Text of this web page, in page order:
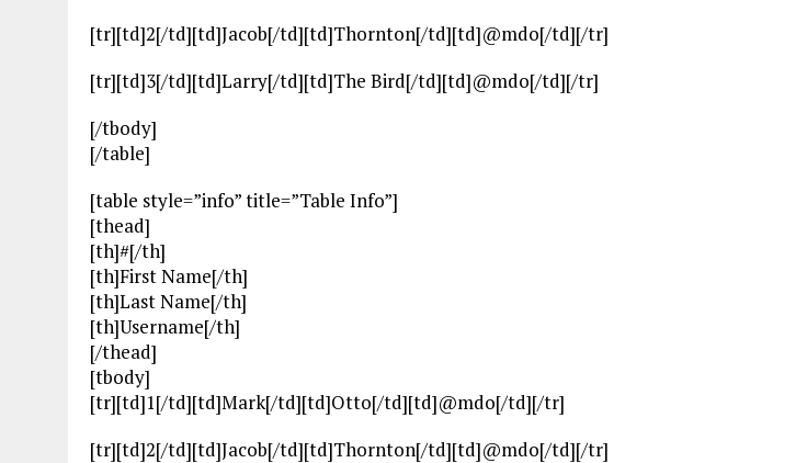
[tr][td]2[/td][td]Jacob[/td][td]Thornton[/td][td]@mdo[/td][/tr]
[tr][td]3[/td][td]Larry[/td][td]The Bird[/td][td]@mdo[/td][/tr]
[/tbody]
[/table]
[table style=”info” title=”Table Info”]
[thead]
[th]#[/th]
[th]First Name[/th]
[th]Last Name[/th]
[th]Username[/th]
[/thead]
[tbody]
[tr][td]1[/td][td]Mark[/td][td]Otto[/td][td]@mdo[/td][/tr]
[tr][td]2[/td][td]Jacob[/td][td]Thornton[/td][td]@mdo[/td][/tr]